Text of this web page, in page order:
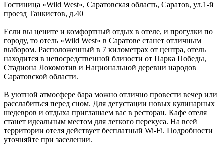
Гостиница «Wild West», Саратовская область, Саратов, ул.1-й
проезд Танкистов, д.40
Если вы цените и комфортный отдых в отеле, и прогулки по
городу, то отель «Wild West» в Саратове станет отличным
выбором. Расположенный в 7 километрах от центра, отель
находится в непосредственной близости от Парка Победы,
Стадиона Локомотив и Национальной деревни народов
Саратовской области.
В уютной атмосфере бара можно отлично провести вечер или
расслабиться перед сном. Для дегустации новых кулинарных
шедевров и отдыха приглашаем вас в ресторан. Кафе отеля
станет идеальным местом для легкого перекуса. На всей
территории отеля действует бесплатный Wi-Fi. Подробности
уточняйте при заселении.